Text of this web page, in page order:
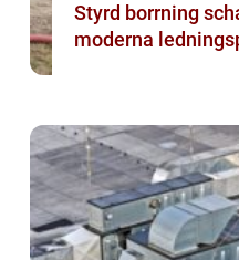
Styrd borrning schaktfri teknik för
moderna